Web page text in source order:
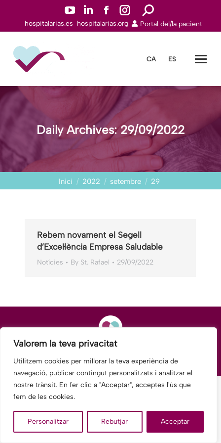
Valorem la teva privacitat
Utilitzem cookies per millorar la teva experiència de
navegació, publicar contingut personalitzats i analitzar el
nostre trànsit. En fer clic a "Acceptar", acceptes l'ús que
fem de les cookies.
Personalitzar Rebutjar Acceptar
YouTube
page
window
Linkedin
page
window
Facebook
page
window
Instagram
page
window
Search:
hospitalarias.es hospitalarias.org Portal del/la pacient
CA ES
Daily Archives:29/09/2022
Inici 2022 setembre 29
Rebem novament el Segell
d’Excel·lència Empresa Saludable
Notícies By St. Rafael 29/09/2022
© 2025 Fundació Hospitalàries Barcelona-Hospital General, antic
Hospital Sant Rafael.